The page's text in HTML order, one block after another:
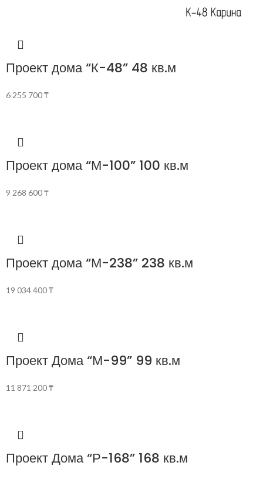
Проект дома “К-48” 48 кв.м
6 255 700₸
Проект дома “М-100” 100 кв.м
9 268 600₸
Проект дома “М-238” 238 кв.м
19 034 400₸
Проект Дома “М-99” 99 кв.м
11 871 200₸
Проект Дома “Р-168” 168 кв.м